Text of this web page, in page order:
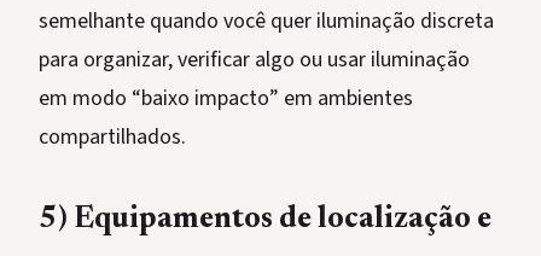
semelhante quando você quer iluminação discreta
para organizar, verificar algo ou usar iluminação
em modo “baixo impacto” em ambientes
compartilhados.
5) Equipamentos de localização e